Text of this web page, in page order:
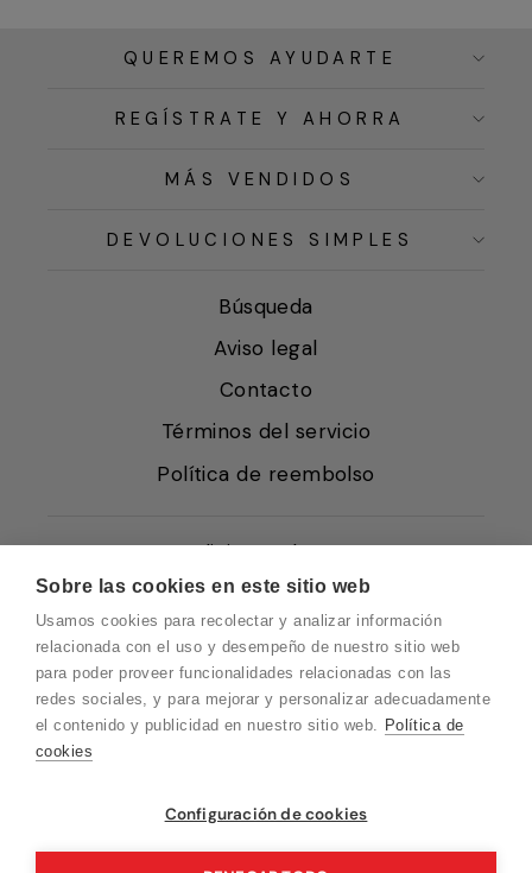
Sobre las cookies en este sitio web
Usamos cookies para recolectar y analizar información
relacionada con el uso y desempeño de nuestro sitio web
para poder proveer funcionalidades relacionadas con las
redes sociales, y para mejorar y personalizar adecuadamente
el contenido y publicidad en nuestro sitio web. Política de
cookies
Configuración de cookies
QUEREMOS AYUDARTE
REGÍSTRATE Y AHORRA
MÁS VENDIDOS
DEVOLUCIONES SIMPLES
Búsqueda
Aviso legal
Contacto
Términos del servicio
Política de reembolso
Condiciones de Venta
Quiénes somos
Política de Cookies
Protección de Datos
Blog EN
Blog DE
Blog IT
Vuelvo en un momento. Recuerda que
nuestro horario de atención al cliente es de